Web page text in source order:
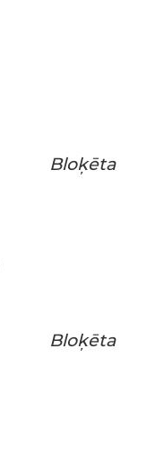
Bloķēta
Bloķēta